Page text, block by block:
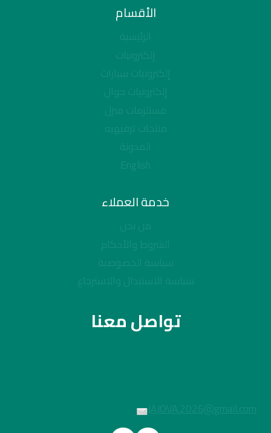
الأقسام
الرئيسية
إلكترونيات
إلكترونيات سيارات
إلكترونيات جوال
مستلزمات منزل
منتجات ترفيهيه
المدونة
English
خدمة العملاء
من نحن
الشروط والأحكام
سياسة الخصوصية
سياسة الاستبدال والاسترجاع
تواصل معنا
JAJOVA.2026@gmail.com